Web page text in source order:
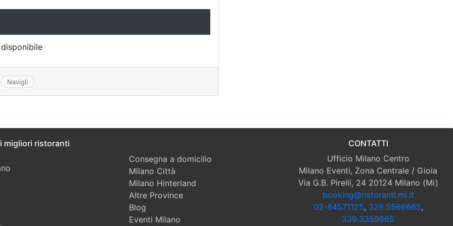
Navigli
migliori ristoranti
Consegna a domicilio
Milano Città
Milano Hinterland
Altre Province
Blog
Eventi Milano
CONTATTI
Ufficio Milano Centro
Milano Eventi, Zona Centrale / Gioia
Via G.B. Pirelli, 24 20124 Milano (Mi)
booking@ristoranti.mi.it
02-84571125, 328.5566665,
339.3359865